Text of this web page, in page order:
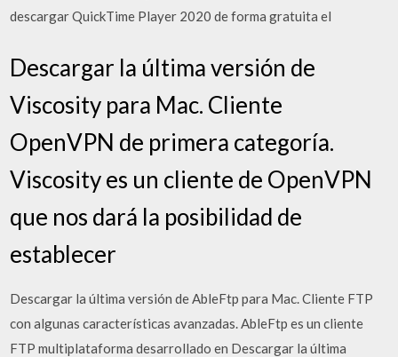
descargar QuickTime Player 2020 de forma gratuita el
Descargar la última versión de
Viscosity para Mac. Cliente
OpenVPN de primera categoría.
Viscosity es un cliente de OpenVPN
que nos dará la posibilidad de
establecer
Descargar la última versión de AbleFtp para Mac. Cliente FTP
con algunas características avanzadas. AbleFtp es un cliente
FTP multiplataforma desarrollado en Descargar la última